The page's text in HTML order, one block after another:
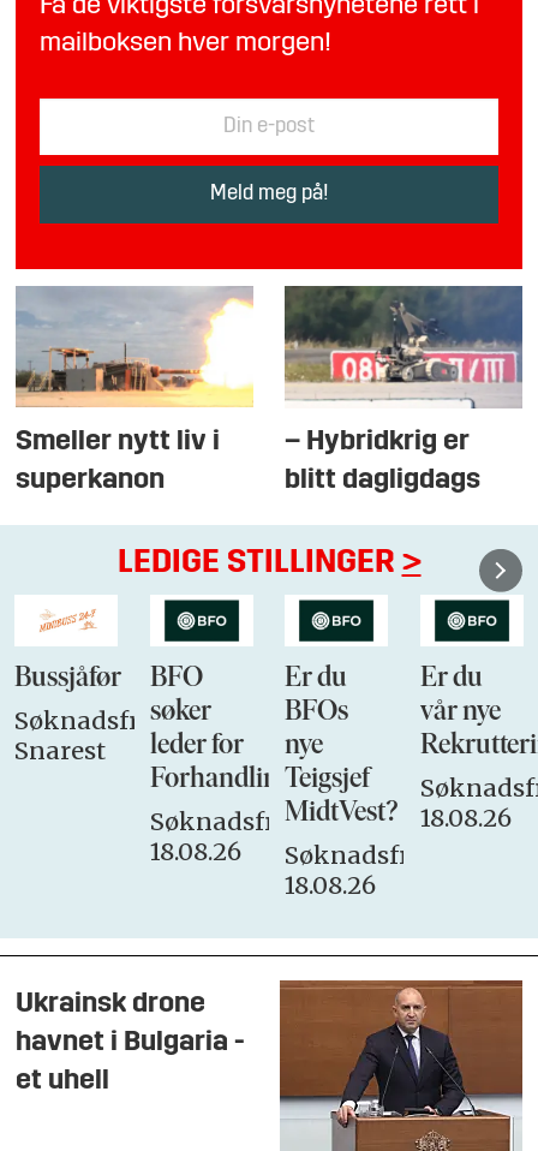
Få de viktigste forsvarsnyhetene rett i
mailboksen hver morgen!
Smeller nytt liv i
superkanon
– Hybridkrig er
blitt dagligdags
LEDIGE STILLINGER >
Bussjåfør
Søknadsfrist:
Snarest
BFO
søker
leder for
Forhandlingsutvalget
Søknadsfrist:
18.08.26
Er du
BFOs
nye
Teigsjef
MidtVest?
Søknadsfrist:
18.08.26
Er du
vår nye
18.08.26
Ukrainsk drone
havnet i Bulgaria -
et uhell